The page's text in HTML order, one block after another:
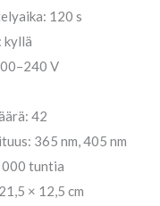
120 s
kyllä
V
42
365 nm, 405 nm
tuntia
× 12,5 cm